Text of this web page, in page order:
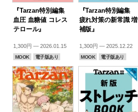
『Tarzan特別編集
血圧 血糖値 コレス
テロール』
1,300円 — 2026.01.15
MOOK 電子版あり
『Tarzan特別編集
疲れ対策の新常識 増
補版』
1,300円 — 2025.12.22
MOOK 電子版あり